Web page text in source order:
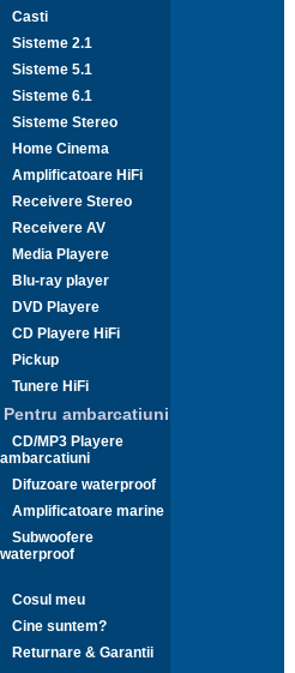
Casti
Sisteme 2.1
Sisteme 5.1
Sisteme 6.1
Sisteme Stereo
Home Cinema
Amplificatoare HiFi
Receivere Stereo
Receivere AV
Media Playere
Blu-ray player
DVD Playere
CD Playere HiFi
Pickup
Tunere HiFi
Pentru ambarcatiuni
CD/MP3 Playere
ambarcatiuni
Difuzoare waterproof
Amplificatoare marine
Subwoofere
waterproof
Cosul meu
Cine suntem?
Returnare & Garantii